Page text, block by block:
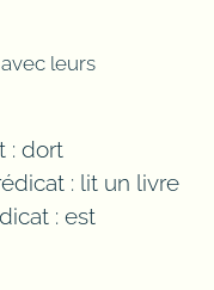
leurs
: dort
: lit un livre
: est